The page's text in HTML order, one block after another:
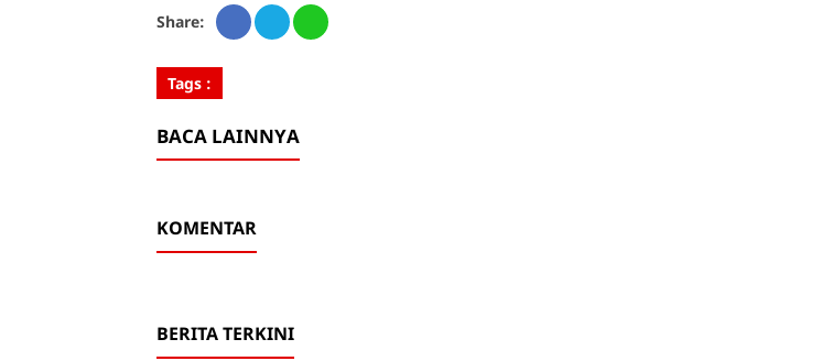
Share:
Tags :
BACA LAINNYA
KOMENTAR
BERITA TERKINI